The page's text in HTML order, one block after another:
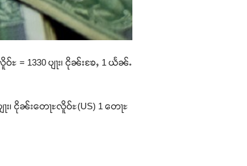
= 1330 ပျႃး၊ ငိုၼ်းၶႄႇ 1 ယႅၼ်ႉ
ႃး၊ ငိုၼ်းတေႃႊလိူဝ်ႊ(US) 1 တေႃႊ